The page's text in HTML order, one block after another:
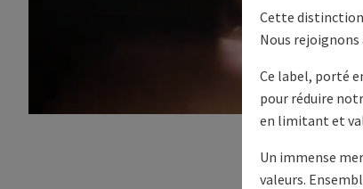
Cette distinction
Nous
Ce label, porté
pour réduire
en limitant et
Un immense
valeurs.